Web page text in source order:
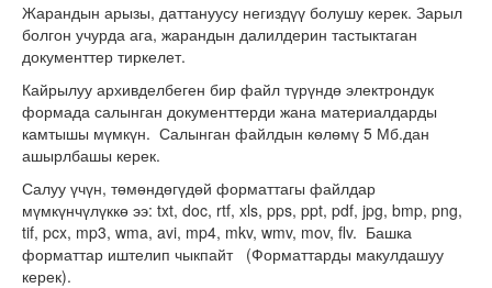
Жарандын арызы, даттануусу негиздүү болушу керек. Зарыл
болгон учурда ага, жарандын далилдерин тастыктаган
документтер тиркелет.
Кайрылуу архивделбеген бир файл түрүндө электрондук
формада салынган документтерди жана материалдарды
камтышы мүмкүн. Салынган файлдын көлөмү 5 Мб.дан
ашырлбашы керек.
Салуу үчүн, төмөндөгүдөй форматтагы файлдар
мүмкүнчүлүккө ээ: txt, doc, rtf, xls, pps, ppt, pdf, jpg, bmp, png,
tif, pcx, mp3, wma, avi, mp4, mkv, wmv, mov, flv. Башка
форматтар иштелип чыкпайт (Форматтарды макулдашуу
керек).